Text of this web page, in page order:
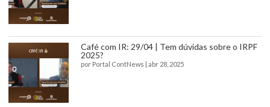
Café com IR: 29/04 | Tem dúvidas sobre o IRPF
2025?
por Portal ContNews abr 28, 2025